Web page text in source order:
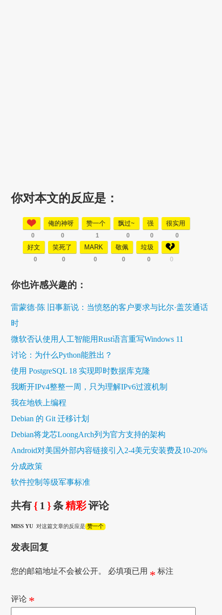
你对本文的反应是：
0
俺的神呀
0
赞一个
1
飘过~
0
强
0
很实用
0
好文
0
笑死了
0
MARK
0
敬佩
0
垃圾
0 0
你也许感兴趣的：
雷蒙德·陈 旧事新说：当愤怒的客户要求与比尔·盖茨通话
时
微软否认使用人工智能用Rust语言重写Windows 11
讨论：为什么Python能胜出？
使用 PostgreSQL 18 实现即时数据库克隆
我断开IPv4整整一周，只为理解IPv6过渡机制
我在地铁上编程
Debian 的 Git 迁移计划
Debian将龙芯LoongArch列为官方支持的架构
Android对美国外部内容链接引入2-4美元安装费及10-20%
分成政策
软件控制等级军事标准
共有{ 1 }条精彩评论
MISS YU 对这篇文章的反应是 赞一个
发表回复
您的邮箱地址不会被公开。 必填项已用 * 标注
评论 *